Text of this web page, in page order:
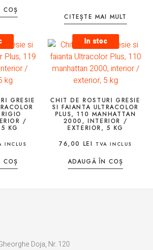
COȘ
CITEȘTE MAI MULT
GRESIE
/
KG
INCLUS
COȘ
In stoc
CHIT DE ROSTURI GRESIE
SI FAIANTA ULTRACOLOR
PLUS, 110 MANHATTAN
2000, INTERIOR /
EXTERIOR, 5 KG
76,00 LEI TVA INCLUS
ADAUGĂ ÎN COȘ
Doja, Nr. 120